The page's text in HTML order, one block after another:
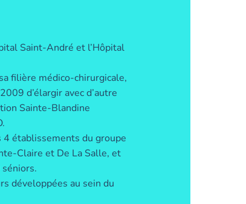
Saint-André et l’Hôpital
filière médico-chirurgicale,
d’élargir avec d’autre
Sainte-Blandine
établissements du groupe
Claire et De La Salle, et
développées au sein du